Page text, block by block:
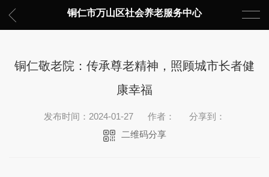
铜仁市万山区社会养老服务中心
铜仁敬老院：传承尊老精神，照顾城市长者健
康幸福
发布时间：2024-01-27 作者：
分享到：
二维码分享